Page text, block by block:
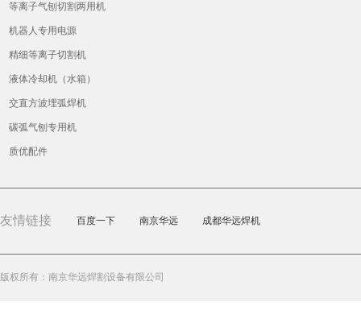
等离子气刨切割两用机
机器人专用电源
精细等离子切割机
液体冷却机（水箱）
交直方波埋弧焊机
碳弧气刨专用机
质优配件
友情链接 百度一下 南京华远 成都华远焊机
版权所有：南京华远焊割设备有限公司